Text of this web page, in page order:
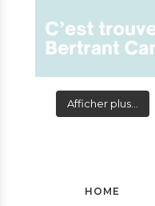
Afficher plus...
HOME